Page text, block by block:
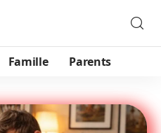
Famille Parents